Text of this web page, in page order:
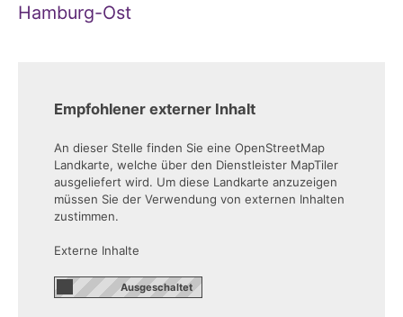
Hamburg-Ost
Empfohlener externer Inhalt
An dieser Stelle finden Sie eine OpenStreetMap
Landkarte, welche über den Dienstleister MapTiler
ausgeliefert wird. Um diese Landkarte anzuzeigen
müssen Sie der Verwendung von externen Inhalten
zustimmen.
Externe Inhalte